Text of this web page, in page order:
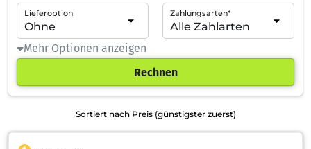
Lieferoption Zahlungsarten*
Mehr Optionen anzeigen
Rechnen
Sortiert nach Preis (günstigster zuerst)